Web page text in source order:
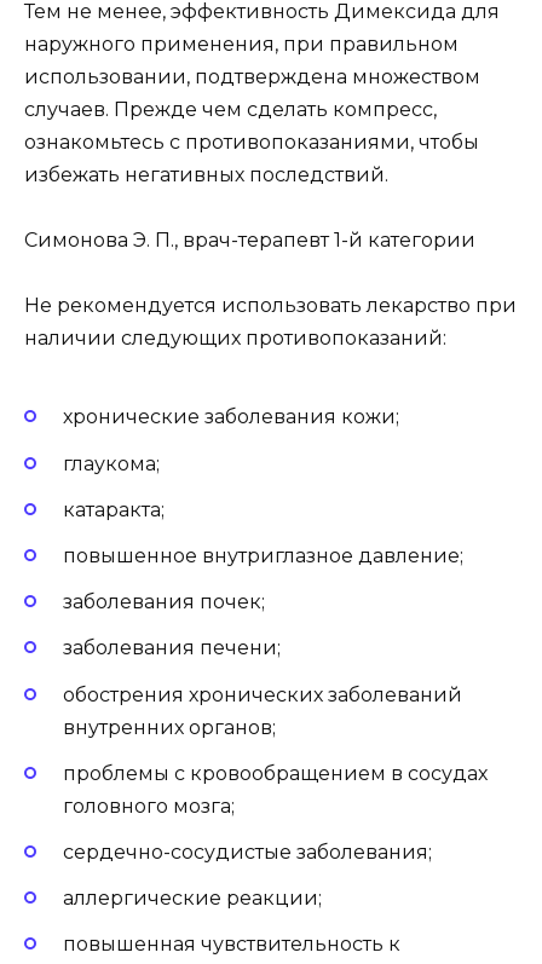
Тем не менее, эффективность Димексида для
наружного применения, при правильном
использовании, подтверждена множеством
случаев. Прежде чем сделать компресс,
ознакомьтесь с противопоказаниями, чтобы
избежать негативных последствий.
Симонова Э. П., врач-терапевт 1-й категории
Не рекомендуется использовать лекарство при
наличии следующих противопоказаний:
хронические заболевания кожи;
глаукома;
катаракта;
повышенное внутриглазное давление;
заболевания почек;
заболевания печени;
обострения хронических заболеваний
внутренних органов;
проблемы с кровообращением в сосудах
головного мозга;
сердечно-сосудистые заболевания;
аллергические реакции;
повышенная чувствительность к